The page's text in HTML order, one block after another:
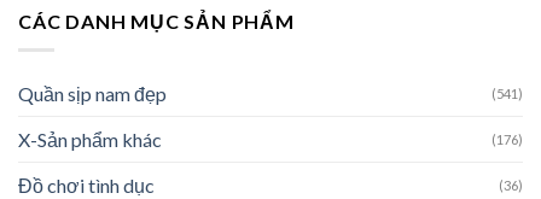
139,000 ₫.là:
99,000 ₫.
CÁC DANH MỤC SẢN PHẨM
Quần sịp nam đẹp (541)
X-Sản phẩm khác (176)
Đồ chơi tình dục (36)